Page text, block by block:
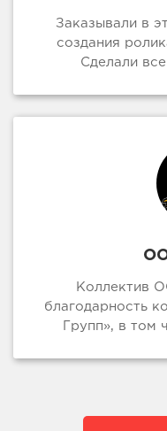
Заказывали в
создания
Сделали
Коллектив
благодарность
Групп», в том